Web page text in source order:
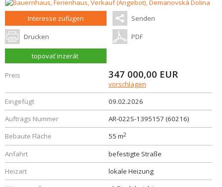
Interesse zufügen Senden
Drucken PDF
topovať inzerát
Preis 347 000,00 EUR
vorschlagen
Eingefügt
09.02.2026
Auftrags Nummer
AR-022S-1395157 (60216)
Bebaute Fläche
55 m2
Anfahrt
befestigte Straße
Heizart
lokale Heizung